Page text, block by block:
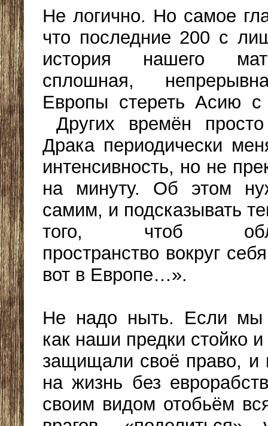
Не логично. Но самое
что последние 200 с
история нашего
сплошная,
Европы стереть Асию
Других времён
Драка периодически
интенсивность, но не
на минуту. Об этом
самим, и подсказывать
того, чтоб
пространство вокруг
вот в Европе…».
Не надо ныть. Если мы
как наши предки стойко
защищали своё право,
на жизнь без
своим видом отобьём